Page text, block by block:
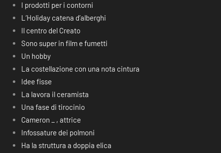
I prodotti per i contorni
L’Holiday catena d’alberghi
Il centro del Creato
Sono super in film e fumetti
Un hobby
La costellazione con una nota cintura
Idee fisse
La lavora il ceramista
Una fase di tirocinio
Cameron _ , attrice
Infossature dei polmoni
Ha la struttura a doppia elica